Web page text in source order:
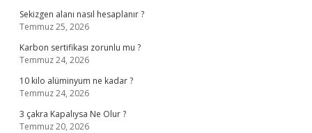
Sekizgen alanı nasıl hesaplanır ?
Temmuz 25, 2026
Karbon sertifikası zorunlu mu ?
Temmuz 24, 2026
10 kilo alüminyum ne kadar ?
Temmuz 24, 2026
3 çakra Kapalıysa Ne Olur ?
Temmuz 20, 2026